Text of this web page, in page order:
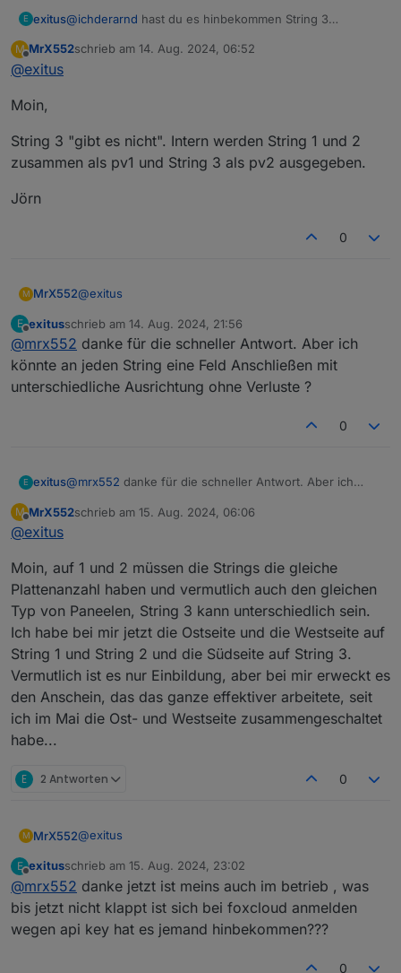
E exitus@ichderarnd hast du es hinbekommen String 3
Info
M
Offline
MrX552schrieb am 14. Aug. 2024, 06:52
zuletzt editiert von
@exitus
Moin,
String 3 "gibt es nicht". Intern werden String 1 und 2
zusammen als pv1 und String 3 als pv2 ausgegeben.
Jörn
0
M MrX552@exitus
Moin,
String 3 "gibt es nicht". Intern werden String 1 und 2
zusammen als pv1 und String 3 als pv2 ausgegeben.
Jörn
E
Offline
exitusschrieb am 14. Aug. 2024, 21:56
zuletzt editiert von
@mrx552 danke für die schneller Antwort. Aber ich
könnte an jeden String eine Feld Anschließen mit
unterschiedliche Ausrichtung ohne Verluste ?
0
E exitus@mrx552 danke für die schneller Antwort. Aber ich
unterschiedliche Ausrichtung ohne Verluste ?
M
Offline
MrX552schrieb am 15. Aug. 2024, 06:06
zuletzt editiert von
@exitus
Moin, auf 1 und 2 müssen die Strings die gleiche
Plattenanzahl haben und vermutlich auch den gleichen
Typ von Paneelen, String 3 kann unterschiedlich sein.
Ich habe bei mir jetzt die Ostseite und die Westseite auf
String 1 und String 2 und die Südseite auf String 3.
Vermutlich ist es nur Einbildung, aber bei mir erweckt es
den Anschein, das das ganze effektiver arbeitete, seit
ich im Mai die Ost- und Westseite zusammengeschaltet
habe...
E 2 Antworten 0
M MrX552@exitus
Moin, auf 1 und 2 müssen die Strings die gleiche
Plattenanzahl haben und vermutlich auch den gleichen
Typ von Paneelen, String 3 kann unterschiedlich sein.
Ich habe bei mir jetzt die Ostseite und die Westseite
auf String 1 und String 2 und die Südseite auf String 3.
E
Offline
exitusschrieb am 15. Aug. 2024, 23:02
zuletzt editiert von
@mrx552 danke jetzt ist meins auch im betrieb , was
bis jetzt nicht klappt ist sich bei foxcloud anmelden
wegen api key hat es jemand hinbekommen???
0